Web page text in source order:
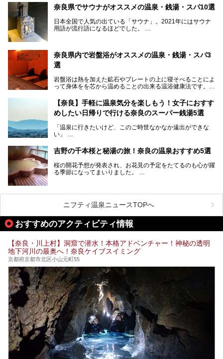
界遺産があり、古代をそこかしこに感じられる地域です。
そんな奈良県のスーパー銭湯は、便利な街中にある施設か
ら、険しい山中にある秘湯までバラエティ豊か。ここでは、
奈良県で評判のスーパー銭湯をご紹介します。
奈良県でサウナがオススメの温泉・銭湯・スパ10選
日本全国で人気の出ている「サウナ」。2021年にはサウナ
用語が流行語になるほどでした。
中心部に近いサウナや郊外にあるアウトドアフィンランド式
サウナなど種類も豊富です。
奈良県にあるサウナでリフレッシュしませんか？
奈良県内で岩盤浴がオススメの温泉・銭湯・スパ3
選
岩盤浴は熱を加えた鉱石やプレートの上に寝そべることによ
って身体をを芯から温めることの出来る温浴健康法です。じ
果だけではなく、代謝が高まり健康や美容にも良い影響が期
待できます。今回はそんな岩盤浴にこだわった、奈良県内の
オススメ温泉・銭湯・スパ3ヶ所を紹介させていただきま
【奈良】手軽に温泉気分を楽しもう！女子におすす
めしたい日帰りで行ける奈良のスーパー銭湯5選
「温泉に行きたいけど、このご時世なかなか遠出ができな
い」
そんな方も多いのではないでしょうか？
お宿に泊まって観光地を巡るような温泉旅行がしたいけど、
まとまった時間が取れない時もありますよね。
芯までじんわり温まってリラックス効果も抜群。
今回は、奈良で行けるおすすめのスーパー銭湯を5つご紹介
したいと思います。
吉野の千本桜と秘湯の旅！奈良の温泉おすすめ5選
桜の開花予想が発表され、お花見の予定をたてるのも心が躍
る季節になってまいりました。
まれるくらい日本人の心を捉えて離さない名所中の名所があ
ります。それは奈良県の吉野山。
す。また吉野山を含む「紀伊山地の霊場と参詣道」はユネス
コの世界遺産に登録されており、修験道の霊場として荘厳な
開湯300年と歴史のある霊験あらたかな吉野の湯で、春を感
じる湯治の旅はいかがでしょう。
今回は奈良県吉野のおすすめ温泉を紹介いたします！
ニフティ温泉ニュースTOPへ
おすすめのアクティビティ情報
【奈良・川上村】洞窟で潜水！本格アドベンチャー！神秘の透明
地下河川の最奥へ！奈良ケイブスイミング
京都府京都市北区小山元町55